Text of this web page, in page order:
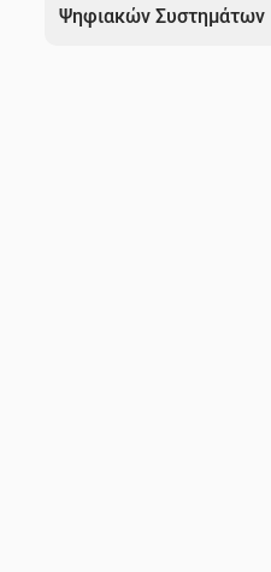
Ψηφιακών Συστημάτων